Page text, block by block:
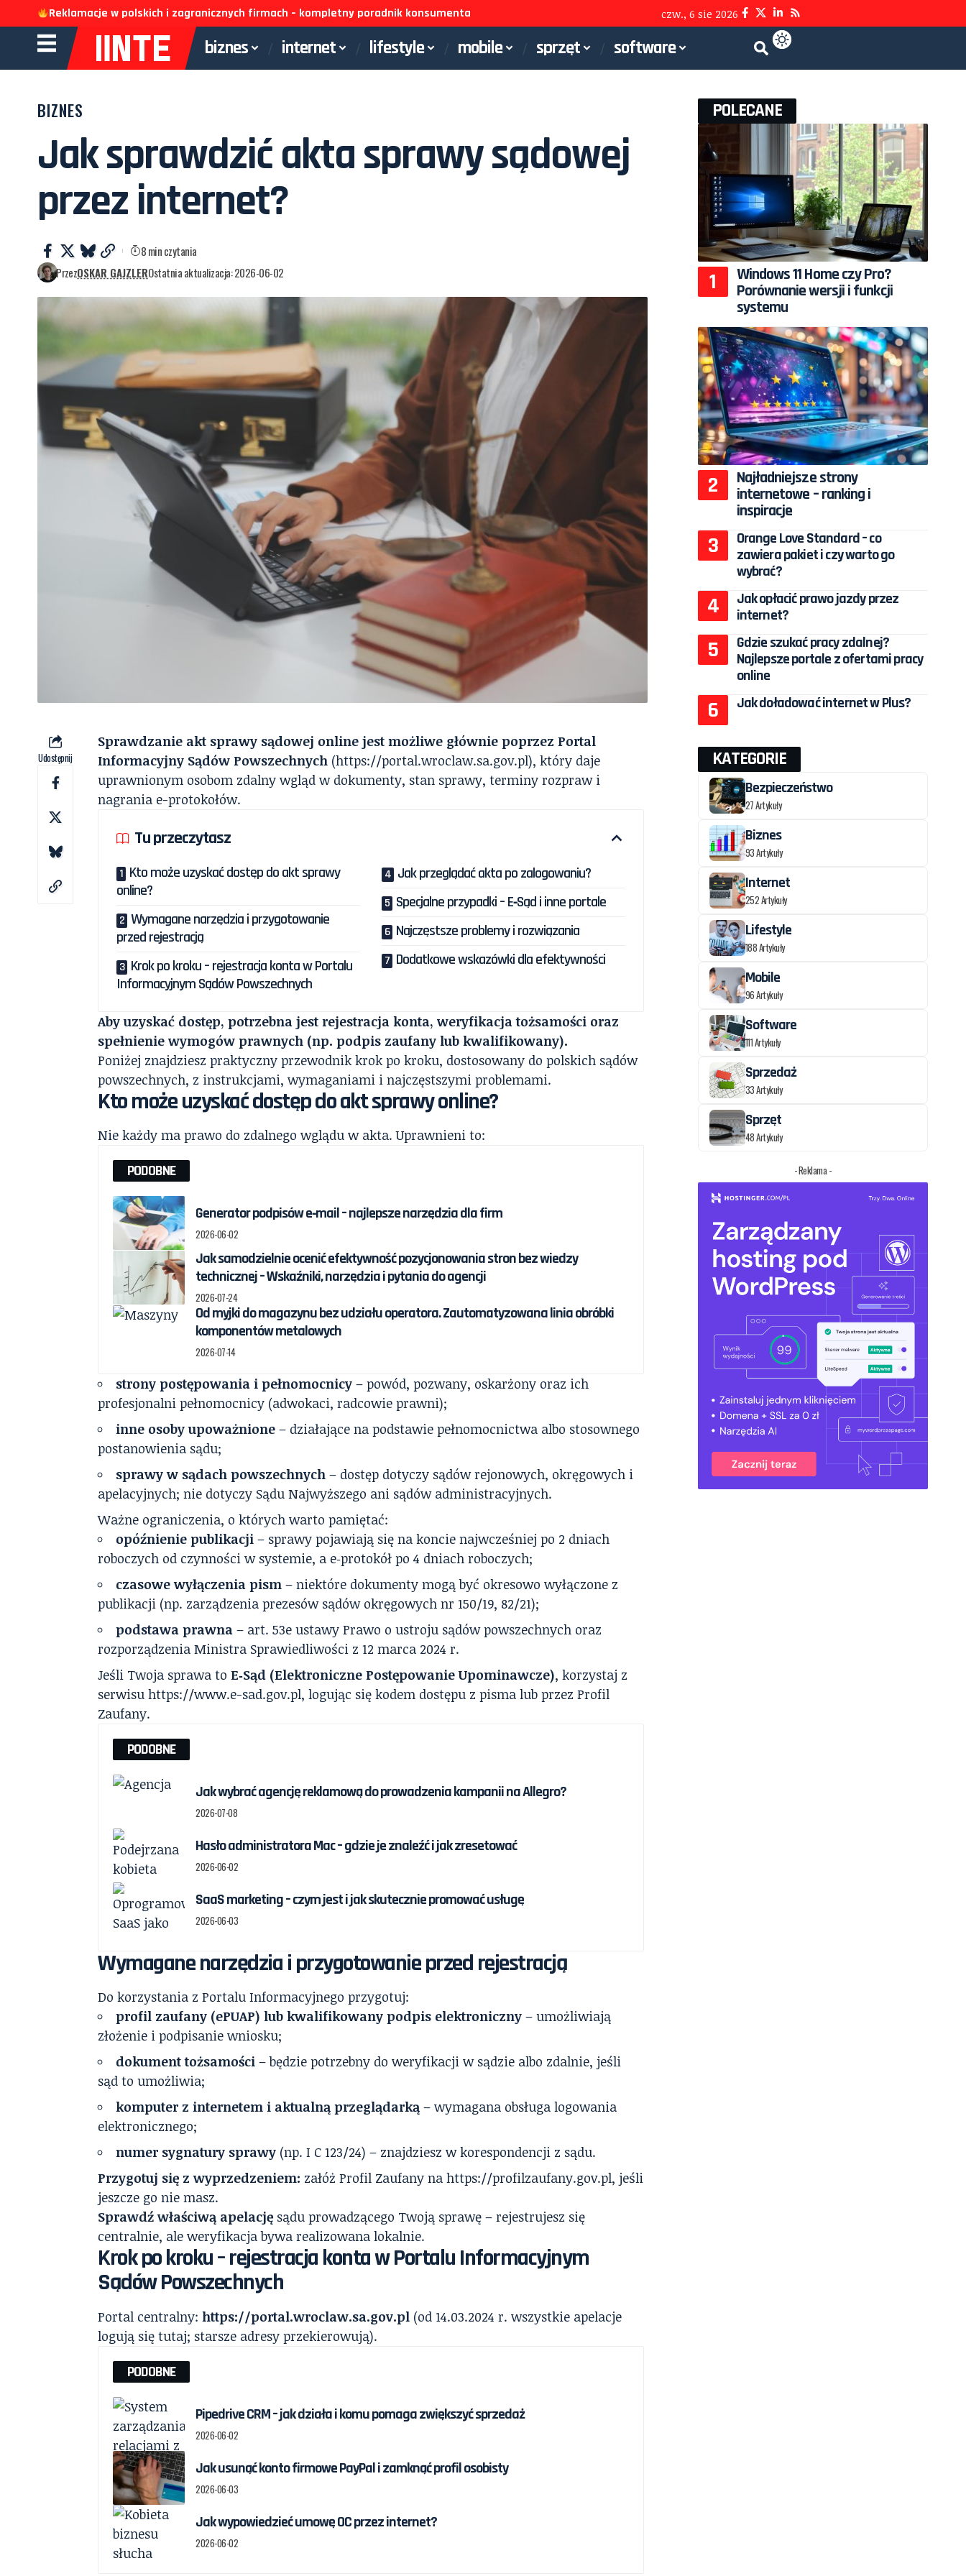
Reklamacje w polskich i zagranicznych firmach – kompletny poradnik konsumenta czw., 6 sie 2026
biznes internet lifestyle mobile sprzęt software
BIZNES
Jak sprawdzić akta sprawy sądowej
przez internet?
PrzezOSKAR GAJZLEROstatnia aktualizacja: 2026-06-02
8 min czytania
Udostępnij
Sprawdzanie akt sprawy sądowej online jest możliwe głównie poprzez Portal
Informacyjny Sądów Powszechnych (https://portal.wroclaw.sa.gov.pl), który daje
uprawnionym osobom zdalny wgląd w dokumenty, stan sprawy, terminy rozpraw i
nagrania e-protokołów.
Tu przeczytasz
Kto może uzyskać dostęp do akt sprawy
online?
Wymagane narzędzia i przygotowanie
przed rejestracją
Krok po kroku – rejestracja konta w Portalu
Informacyjnym Sądów Powszechnych
Jak przeglądać akta po zalogowaniu?
Specjalne przypadki – E‑Sąd i inne portale
Najczęstsze problemy i rozwiązania
Dodatkowe wskazówki dla efektywności
Aby uzyskać dostęp, potrzebna jest rejestracja konta, weryfikacja tożsamości oraz
spełnienie wymogów prawnych (np. podpis zaufany lub kwalifikowany).
Poniżej znajdziesz praktyczny przewodnik krok po kroku, dostosowany do polskich sądów
powszechnych, z instrukcjami, wymaganiami i najczęstszymi problemami.
Kto może uzyskać dostęp do akt sprawy online?
Nie każdy ma prawo do zdalnego wglądu w akta. Uprawnieni to:
PODOBNE
Generator podpisów e‑mail – najlepsze narzędzia dla firm
2026-06-02
Jak samodzielnie ocenić efektywność pozycjonowania stron bez wiedzy
technicznej – Wskaźniki, narzędzia i pytania do agencji
2026-07-24
Od myjki do magazynu bez udziału operatora. Zautomatyzowana linia obróbki
komponentów metalowych
2026-07-14
strony postępowania i pełnomocnicy – powód, pozwany, oskarżony oraz ich
profesjonalni pełnomocnicy (adwokaci, radcowie prawni);
inne osoby upoważnione – działające na podstawie pełnomocnictwa albo stosownego
postanowienia sądu;
sprawy w sądach powszechnych – dostęp dotyczy sądów rejonowych, okręgowych i
apelacyjnych; nie dotyczy Sądu Najwyższego ani sądów administracyjnych.
Ważne ograniczenia, o których warto pamiętać:
opóźnienie publikacji – sprawy pojawiają się na koncie najwcześniej po 2 dniach
roboczych od czynności w systemie, a e‑protokół po 4 dniach roboczych;
czasowe wyłączenia pism – niektóre dokumenty mogą być okresowo wyłączone z
publikacji (np. zarządzenia prezesów sądów okręgowych nr 150/19, 82/21);
podstawa prawna – art. 53e ustawy Prawo o ustroju sądów powszechnych oraz
rozporządzenia Ministra Sprawiedliwości z 12 marca 2024 r.
Jeśli Twoja sprawa toE‑Sąd (Elektroniczne Postępowanie Upominawcze), korzystaj z
serwisu https://www.e-sad.gov.pl, logując się kodem dostępu z pisma lub przez Profil
Zaufany.
PODOBNE
Jak wybrać agencję reklamową do prowadzenia kampanii na Allegro?
2026-07-08
Hasło administratora Mac – gdzie je znaleźć i jak zresetować
2026-06-02
SaaS marketing – czym jest i jak skutecznie promować usługę
2026-06-03
Wymagane narzędzia i przygotowanie przed rejestracją
Do korzystania z Portalu Informacyjnego przygotuj:
profil zaufany (ePUAP) lub kwalifikowany podpis elektroniczny – umożliwiają
złożenie i podpisanie wniosku;
dokument tożsamości – będzie potrzebny do weryfikacji w sądzie albo zdalnie, jeśli
sąd to umożliwia;
komputer z internetem i aktualną przeglądarką – wymagana obsługa logowania
elektronicznego;
numer sygnatury sprawy (np. I C 123/24) – znajdziesz w korespondencji z sądu.
Przygotuj się z wyprzedzeniem: załóż Profil Zaufany na https://profilzaufany.gov.pl, jeśli
jeszcze go nie masz.
Sprawdź właściwą apelację sądu prowadzącego Twoją sprawę – rejestrujesz się
centralnie, ale weryfikacja bywa realizowana lokalnie.
Krok po kroku – rejestracja konta w Portalu Informacyjnym
Sądów Powszechnych
Portal centralny:https://portal.wroclaw.sa.gov.pl (od 14.03.2024 r. wszystkie apelacje
logują się tutaj; starsze adresy przekierowują).
PODOBNE
Pipedrive CRM – jak działa i komu pomaga zwiększyć sprzedaż
2026-06-02
Jak usunąć konto firmowe PayPal i zamknąć profil osobisty
2026-06-03
Jak wypowiedzieć umowę OC przez internet?
2026-06-02
POLECANE
Windows 11 Home czy Pro?
Porównanie wersji i funkcji
systemu
Najładniejsze strony
internetowe – ranking i
inspiracje
Orange Love Standard – co
zawiera pakiet i czy warto go
wybrać?
Jak opłacić prawo jazdy przez
internet?
Gdzie szukać pracy zdalnej?
Najlepsze portale z ofertami pracy
online
Jak doładować internet w Plus?
KATEGORIE
Bezpieczeństwo
27 Artykuły
Biznes
93 Artykuły
Internet
252 Artykuły
Lifestyle
188 Artykuły
Mobile
96 Artykuły
Software
111 Artykuły
Sprzedaż
33 Artykuły
Sprzęt
48 Artykuły
- Reklama -